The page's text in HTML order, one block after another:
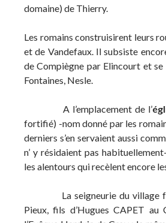
domaine) de Thierry.
Les romains construisirent leurs
et de Vandefaux. Il subsiste
de Compiègne par Elincourt et
Fontaines, Nesle.
A l’emplacement de l’
fortifié) -nom donné par les
derniers s’en servaient aussi
n’ y résidaient pas
les alentours qui recèlent encore
La seigneurie du village fut
Pieux, fils d’Hugues CAPET